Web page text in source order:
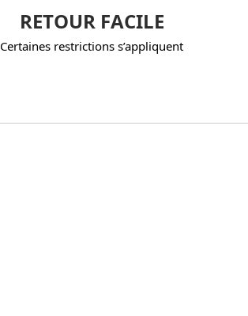
RETOUR FACILE
Certaines restrictions s’appliquent